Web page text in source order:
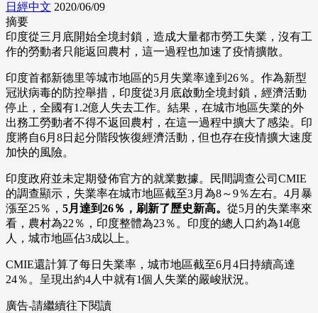
日經中文 2020/06/09
摘要
印度從三月底開始全境封鎖，造成大量都市勞工失業，沒有工
作的勞動者只能返回農村，這一過程也加速了疫情擴散。
印度首都新德里等城市地區的5月失業率達到26％。作為新型
冠狀病毒的防控舉措，印度從3月底啟動全境封鎖，經濟活動
停止，全國有1.2億人失去工作。結果，在城市地區失業的外
出務工勞動者不得不返回農村，在這一過程中擴大了感染。印
度將自6月8日起分階段恢復經濟活動，但也存在疫情擴大速度
加快的風險。
印度政府並未定期發佈官方的就業數據。民間調查公司CMIE
的調查顯示，失業率在城市地區截至3月為8～9％左右。4月暴
漲至25％， 5月達到26％，刷新了歷史新高。 從5月的失業率來
看，農村為22％，印度整體為23％。印度的總人口約為14億
人，城市地區佔3成以上。
CMIE還計算了每日失業率，城市地區截至6月4日持續高達
24％。呈現出約4人中就有1個人失業的嚴峻狀況。
廣告-請繼續往下閱讀